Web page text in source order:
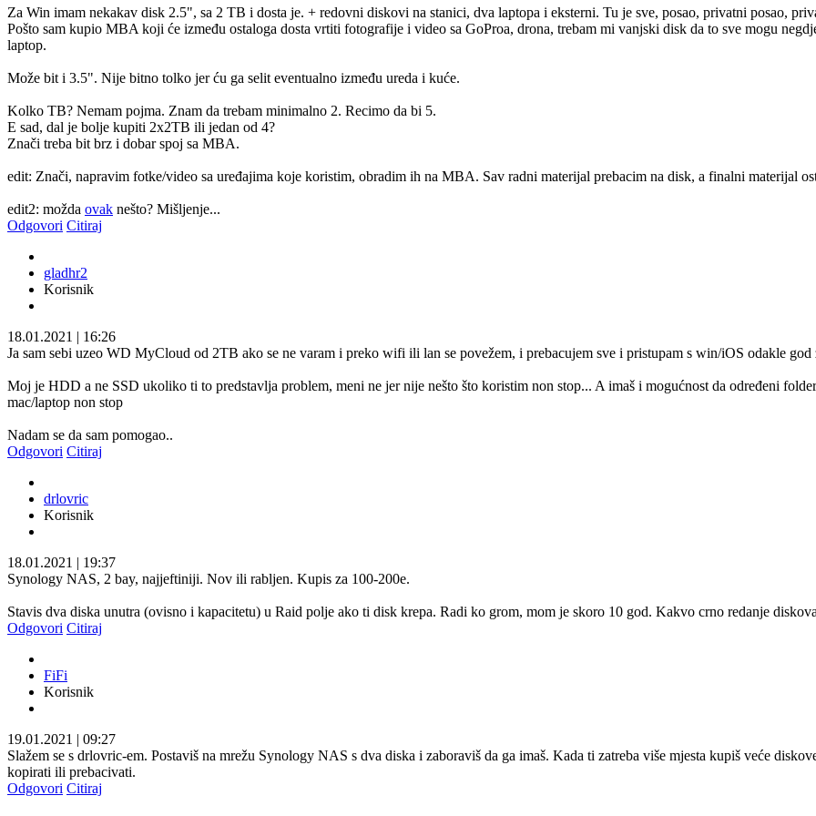
Za Win imam nekakav disk 2.5", sa 2 TB i dosta je. + redovni diskovi na stanici, dva laptopa i eksterni. Tu je sve, posao, privatni posao,
Pošto sam kupio MBA koji će između ostaloga dosta vrtiti fotografije i video sa GoProa, drona, trebam mi vanjski disk da to sve mogu
laptop.
Može bit i 3.5". Nije bitno tolko jer ću ga selit eventualno između ureda i kuće.
Kolko TB? Nemam pojma. Znam da trebam minimalno 2. Recimo da bi 5.
E sad, dal je bolje kupiti 2x2TB ili jedan od 4?
Znači treba bit brz i dobar spoj sa MBA.
edit: Znači, napravim fotke/video sa uređajima koje koristim, obradim ih na MBA. Sav radni materijal prebacim na disk, a finalni materijal
edit2: možda ovak nešto? Mišljenje...
Odgovori Citiraj
gladhr2
Korisnik
18.01.2021 | 16:26
Ja sam sebi uzeo WD MyCloud od 2TB ako se ne varam i preko wifi ili lan se povežem, i prebacujem sve i pristupam s win/iOS odakle
Moj je HDD a ne SSD ukoliko ti to predstavlja problem, meni ne jer nije nešto što koristim non stop... A imaš i mogućnost da određeni
mac/laptop non stop
Nadam se da sam pomogao..
Odgovori Citiraj
drlovric
Korisnik
18.01.2021 | 19:37
Synology NAS, 2 bay, najjeftiniji. Nov ili rabljen. Kupis za 100-200e.
Stavis dva diska unutra (ovisno i kapacitetu) u Raid polje ako ti disk krepa. Radi ko grom, mom je skoro 10 god. Kakvo crno redanje
Odgovori Citiraj
FiFi
Korisnik
19.01.2021 | 09:27
Slažem se s drlovric-em. Postaviš na mrežu Synology NAS s dva diska i zaboraviš da ga imaš. Kada ti zatreba više mjesta kupiš veće
kopirati ili prebacivati.
Odgovori Citiraj